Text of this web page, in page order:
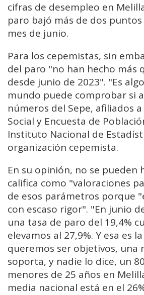
cifras de desempleo en
paro bajó más de dos
mes de junio.
Para los cepemistas, sin
del paro "no han hecho más
desde junio de 2023". "Es
mundo puede comprobar si
números del Sepe, afiliados
Social y Encuesta de
Instituto Nacional de
organización cepemista.
En su opinión, no se pueden
califica como "valoraciones
de esos parámetros porque
con escaso rigor". "En junio
una tasa de paro del 19,4%
elevamos al 27,9%. Y esa es
queremos ser objetivos, una
soporta, y nadie lo dice, un
menores de 25 años en
media nacional está en el